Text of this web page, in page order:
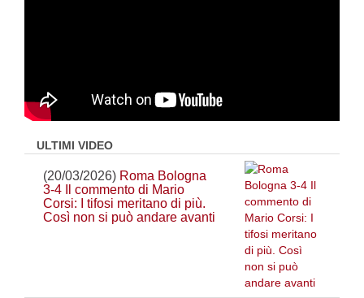
ULTIMI VIDEO
(20/03/2026) Roma Bologna
3-4 Il commento di Mario
Corsi: I tifosi meritano di più.
Così non si può andare avanti